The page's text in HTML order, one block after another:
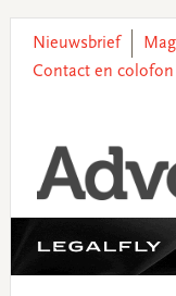
primary
main
primary
footer
Nieuwsbrief
Contact en colofon